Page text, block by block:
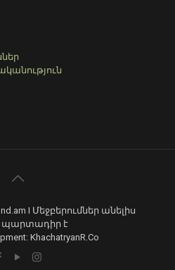
I Մեջբերումներ անելիս
պարտադիր է
KhachatryanR.Co